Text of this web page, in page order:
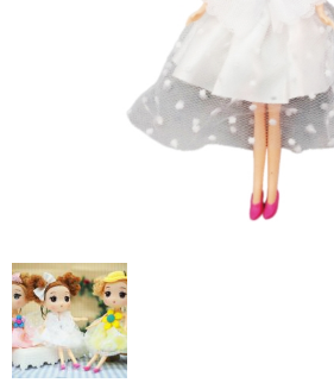
【プリンセスシリーズ】
PINK
RED